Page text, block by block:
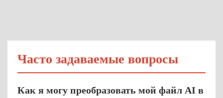
Часто задаваемые вопросы
Как я могу преобразовать мой файл AI в